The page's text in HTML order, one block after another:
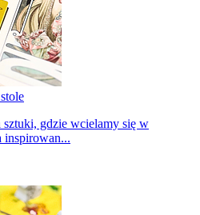
sztuki, gdzie wcielamy się w
inspirowan...